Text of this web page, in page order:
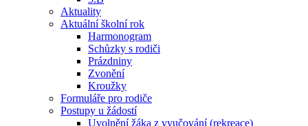
Aktuality
Aktuální školní rok
Harmonogram
Schůzky s rodiči
Prázdniny
Zvonění
Kroužky
Formuláře pro rodiče
Postupy u žádostí
Uvolnění žáka z vyučování (rekreace)